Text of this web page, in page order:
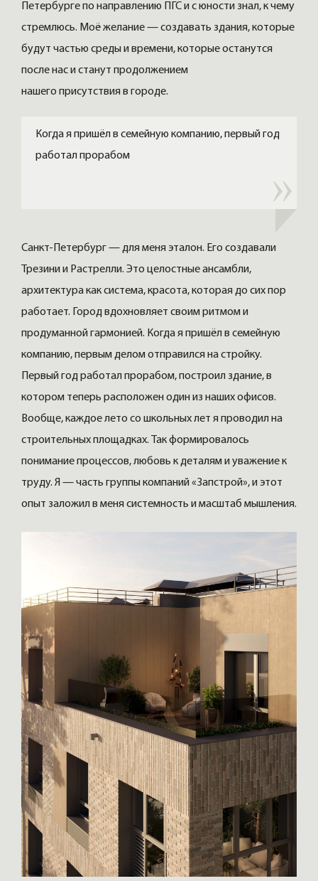
Петербурге по направлению ПГС и с юности знал, к чему
стремлюсь. Моё желание — создавать здания, которые
будут частью среды и времени, которые останутся
после нас и станут продолжением
нашего присутствия в городе.
Когда я пришёл в семейную компанию, первый год
работал прорабом
Санкт-Петербург — для меня эталон. Его создавали
Трезини и Растрелли. Это целостные ансамбли,
архитектура как система, красота, которая до сих пор
работает. Город вдохновляет своим ритмом и
продуманной гармонией. Когда я пришёл в семейную
компанию, первым делом отправился на стройку.
Первый год работал прорабом, построил здание, в
котором теперь расположен один из наших офисов.
Вообще, каждое лето со школьных лет я проводил на
строительных площадках. Так формировалось
понимание процессов, любовь к деталям и уважение к
труду. Я — часть группы компаний «Запстрой», и этот
опыт заложил в меня системность и масштаб мышления.